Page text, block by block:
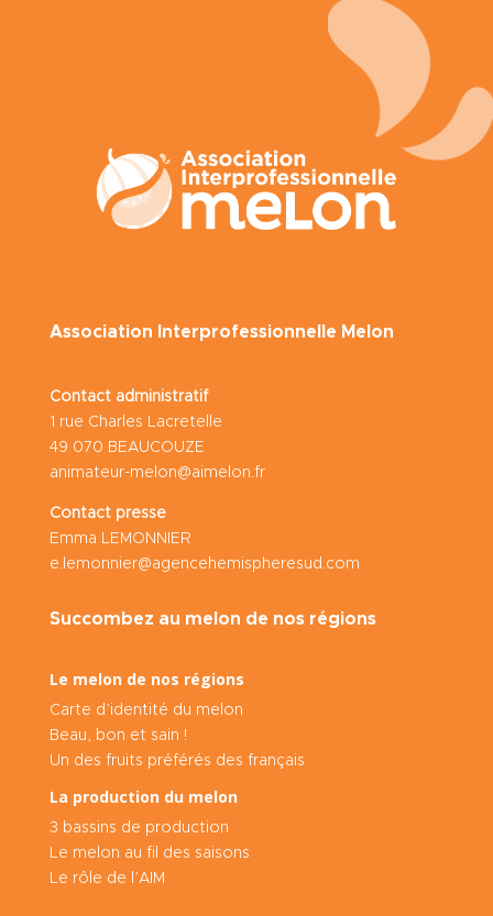
Association Interprofessionnelle Melon
Contact administratif
1 rue Charles Lacretelle
49 070 BEAUCOUZE
animateur-melon@aimelon.fr
Contact presse
Emma LEMONNIER
e.lemonnier@agencehemispheresud.com
Succombez au melon de nos régions
Le melon de nos régions
Carte d’identité du melon
Beau, bon et sain !
Un des fruits préférés des français
La production du melon
3 bassins de production
Le melon au fil des saisons
Le rôle de l’AIM